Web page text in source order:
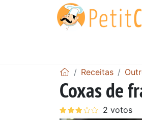
Receitas
Coxas de